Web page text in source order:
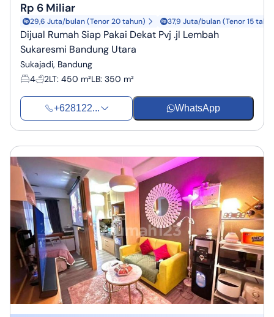
Rp 6 Miliar
29,6 Juta/bulan (Tenor 20 tahun) 37,9 Juta/bulan (Tenor 15
Dijual Rumah Siap Pakai Dekat Pvj .jl Lembah
Sukaresmi Bandung Utara
Sukajadi, Bandung
4
2LT: 450 m²LB: 350 m²
+628122... WhatsApp